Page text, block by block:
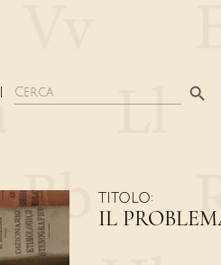
Search
for:
TITOLO:
IL